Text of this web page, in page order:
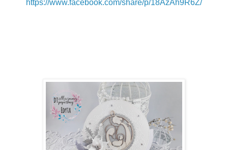
https://www.facebook.com/share/p/18AzAh9R6Z/